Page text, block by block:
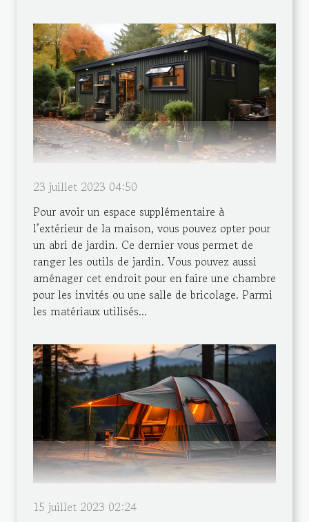
23 juillet 2023 04:50
Pour avoir un espace supplémentaire à
l’extérieur de la maison, vous pouvez opter pour
un abri de jardin. Ce dernier vous permet de
ranger les outils de jardin. Vous pouvez aussi
aménager cet endroit pour en faire une chambre
pour les invités ou une salle de bricolage. Parmi
les matériaux utilisés...
15 juillet 2023 02:24